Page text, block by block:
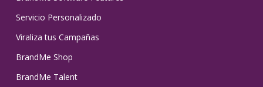
Servicio Personalizado
Viraliza tus Campañas
BrandMe Shop
BrandMe Talent